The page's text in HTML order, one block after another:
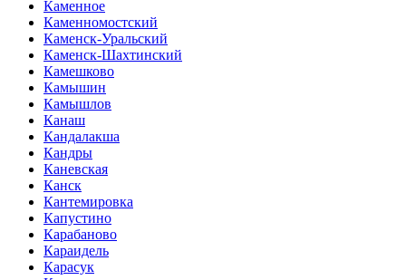
Каменное
Каменномостский
Каменск-Уральский
Каменск-Шахтинский
Камешково
Камышин
Камышлов
Канаш
Кандалакша
Кандры
Каневская
Канск
Кантемировка
Капустино
Карабаново
Караидель
Карасук